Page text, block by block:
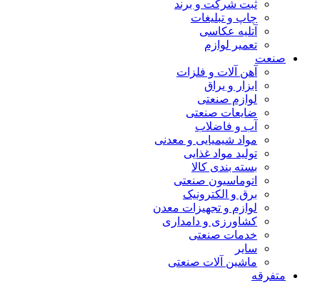
ثبت شرکت و برند
چاپ و تبلیغات
آتلیه عکاسی
تعمیر لوازم
صنعت
آهن آلات و فلزات
ابزار و یراق
لوازم صنعتی
ضایعات صنعتی
آب و فاضلاب
مواد شیمیایی و معدنی
تولید مواد غذایی
بسته بندی کالا
اتوماسیون صنعتی
برق و الکترونیک
لوازم و تجهیزات معدن
کشاورزی و دامداری
خدمات صنعتی
سایر
ماشین آلات صنعتی
متفرقه